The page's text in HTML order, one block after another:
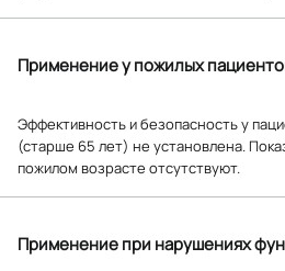
Применение у пожилых
Эффективность и безопасность у
(старше 65 лет) не установлена.
пожилом возрасте отсутствуют.
Применение при нарушениях